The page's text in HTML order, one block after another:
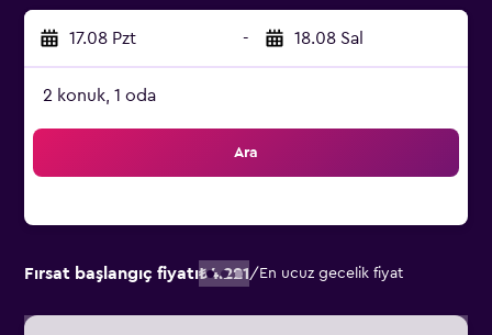
17.08 Pzt - 18.08 Sal
2 konuk, 1 oda
Ara
Fırsat başlangıç fiyatı₺4.221/ En ucuz gecelik fiyat